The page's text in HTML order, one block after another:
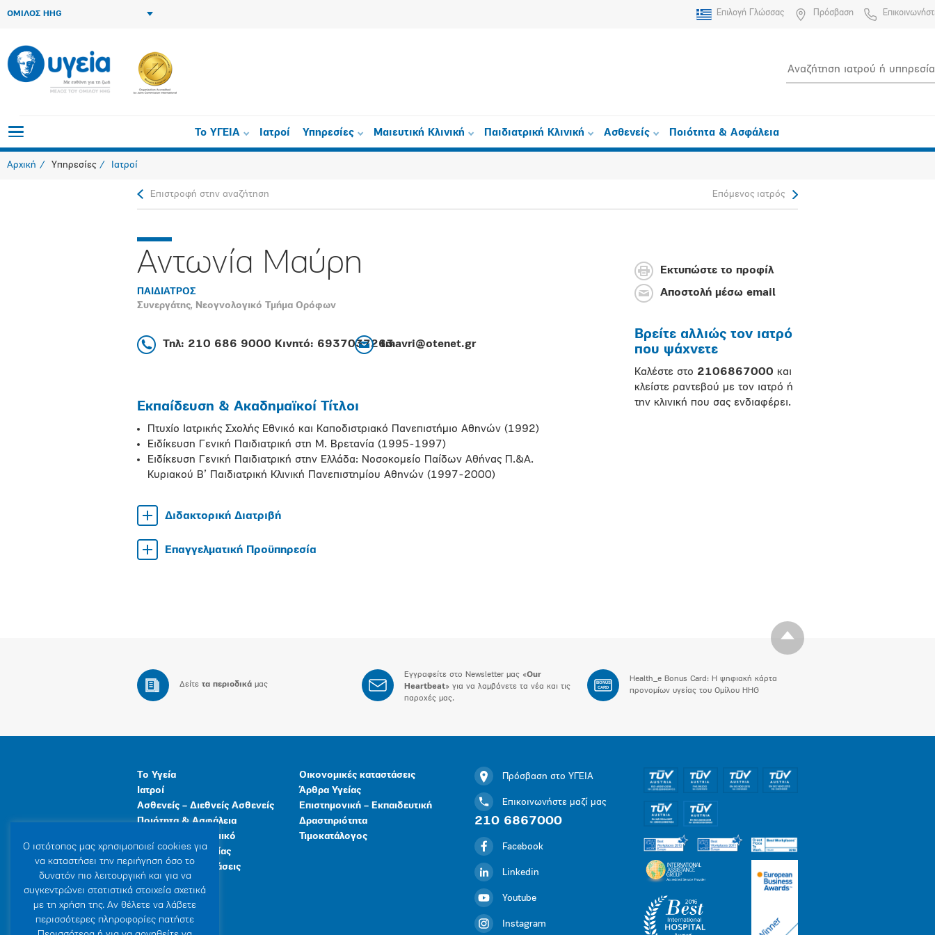
ΟΜΙΛΟΣ HHG Επιλογή Γλώσσας Πρόσβαση
Το ΥΓΕΙΑ Ιατροί Υπηρεσίες Μαιευτική Κλινική Παιδιατρική Κλινική Ασθενείς Ποιότητα & Ασφάλεια
Αρχική Υπηρεσίες Ιατροί
Επιστροφή στην αναζήτηση Επόμενος ιατρός
Αντωνία Μαύρη
ΠΑΙΔΙΑΤΡΟΣ
Συνεργάτης, Νεογνολογικό Τμήμα Ορόφων
Τηλ: 210 686 9000 Κινητό: 6937037263tmavri@otenet.gr
Εκπαίδευση & Ακαδημαϊκοί Τίτλοι
Πτυχίο Ιατρικής Σχολής Εθνικό και Καποδιστριακό Πανεπιστήμιο Αθηνών (1992)
Ειδίκευση Γενική Παιδιατρική στη Μ. Βρετανία (1995-1997)
Ειδίκευση Γενική Παιδιατρική στην Ελλάδα: Νοσοκομείο Παίδων Αθήνας Π.&Α.
Κυριακού Β’ Παιδιατρική Κλινική Πανεπιστημίου Αθηνών (1997-2000)
Διδακτορική Διατριβή
Επαγγελματική Προϋπηρεσία
Εκτυπώστε το προφίλ
Αποστολή μέσω email
Βρείτε αλλιώς τον ιατρό
που ψάχνετε
Καλέστε στο 2106867000 και
κλείστε ραντεβού με τον ιατρό ή
την κλινική που σας ενδιαφέρει.
Δείτε τα περιοδικά μας
Εγγραφείτε στο Newsletter μας «Our
Heartbeat» για να λαμβάνετε τα νέα και τις
παροχές μας.
BONUS
CARD
Health_e Bonus Card: H ψηφιακή κάρτα
προνομίων υγείας του Ομίλου HHG
Το Υγεία
Ιατροί
Ασθενείς – Διεθνείς Ασθενείς
Ποιότητα & Ασφάλεια
Ανθρώπινο Δυναμικό
Προγράμματα Υγείας
Γενικές Εγκαταστάσεις
Οικονομικές καταστάσεις
Άρθρα Υγείας
Επιστημονική – Εκπαιδευτική
Δραστηριότητα
Τιμοκατάλογος
Πρόσβαση στο ΥΓΕΙΑ
Επικοινωνήστε μαζί μας
210 6867000
Facebook
Linkedin
Youtube
Instagram
Ο ιστότοπoς μας χρησιμοποιεί cookies για
να καταστήσει την περιήγηση όσο το
δυνατόν πιο λειτουργική και για να
συγκεντρώνει στατιστικά στοιχεία σχετικά
με τη χρήση της. Αν θέλετε να λάβετε
περισσότερες πληροφορίες πατήστε